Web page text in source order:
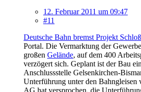
12. Februar 2011 um 09:47
#11
Deutsche Bahn bremst Projekt
Portal. Die Vermarktung der
großen Gelände, auf dem 400
verzögert sich. Geplant ist der Bau
Anschlussstelle Gelsenkirchen-
Unterführung unter den